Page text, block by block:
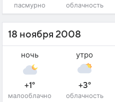
пасмурно облачность
18 ноября 2008
ночь
+1°
малооблачно
утро
+3°
облачность